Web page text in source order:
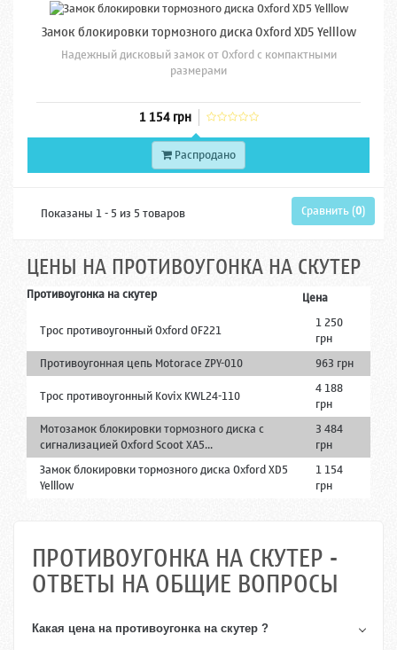
Замок блокировки тормозного диска Oxford XD5 Yelllow
Надежный дисковый замок от Oxford с компактными
размерами
1 154 грн
Распродано
Показаны 1 - 5 из 5 товаров Сравнить (0)
ЦЕНЫ НА ПРОТИВОУГОНКА НА СКУТЕР
Противоугонка на скутер
Цена
Трос противоугонный Oxford OF221
1 250
грн
Противоугонная цепь Motorace ZPY-010
963 грн
Трос противоугонный Kovix KWL24-110
4 188
грн
Мотозамок блокировки тормозного диска с
сигнализацией Oxford Scoot XA5...
3 484
грн
Замок блокировки тормозного диска Oxford XD5
Yelllow
1 154
грн
ПРОТИВОУГОНКА НА СКУТЕР -
ОТВЕТЫ НА ОБЩИЕ ВОПРОСЫ
Какая цена на противоугонка на скутер ?